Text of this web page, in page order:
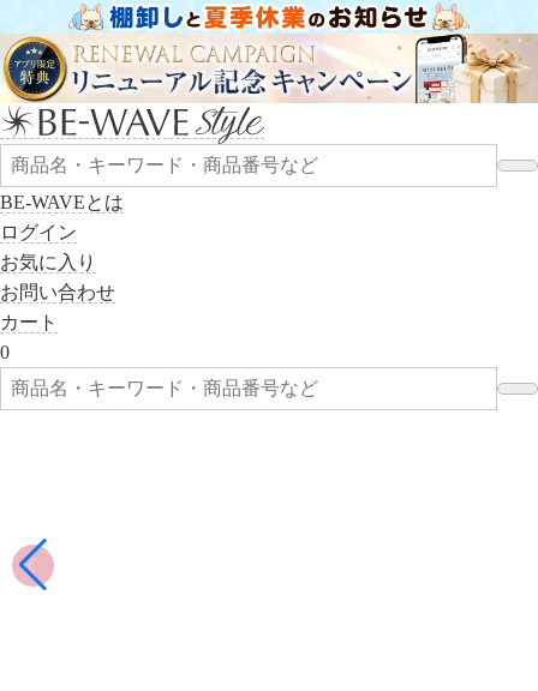
BE-WAVEとは
ログイン
お気に入り
お問い合わせ
カート
0